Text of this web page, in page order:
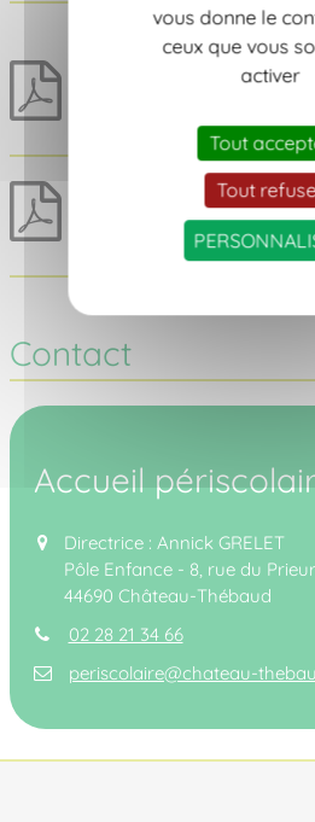
Dossier 1ère inscription
Règlement intérieur1
Contact
Accueil
Directrice : Annick GRELET
Pôle Enfance - 8, rue du
44690 Château-Thébaud
02 28 21 34 66
periscolaire@chateau-
vous donne le
ceux que vous
activer
Tout
Tout